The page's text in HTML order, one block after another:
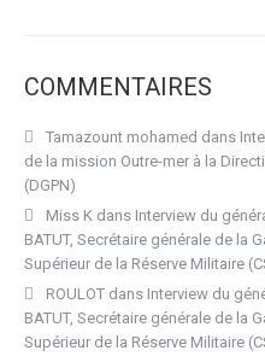
COMMENTAIRES
Tamazount mohamed dans
de la mission Outre-mer à la
(DGPN)
Miss K dans Interview du
BATUT, Secrétaire générale de la
Supérieur de la Réserve Militaire
ROULOT dans Interview du
BATUT, Secrétaire générale de la
Supérieur de la Réserve Militaire